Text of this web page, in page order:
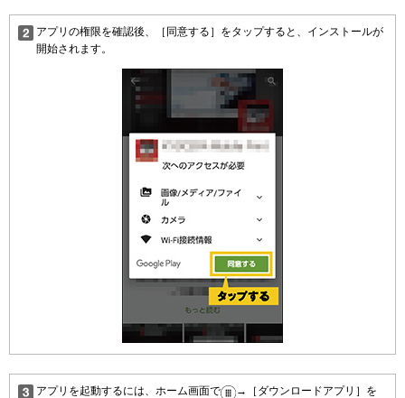
アプリの権限を確認後、［同意する］をタップすると、インストールが
開始されます。
アプリを起動するには、ホーム画面で
→［ダウンロードアプリ］を